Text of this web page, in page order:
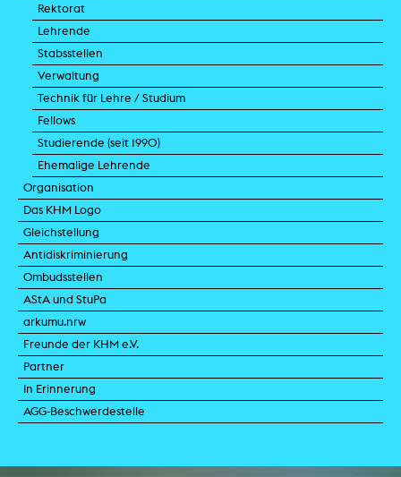
Rektorat
Lehrende
Stabsstellen
Verwaltung
Technik für Lehre / Studium
Fellows
Studierende (seit 1990)
Ehemalige Lehrende
Organisation
Das KHM Logo
Gleichstellung
Antidiskriminierung
Ombudsstellen
AStA und StuPa
arkumu.nrw
Freunde der KHM e.V.
Partner
In Erinnerung
AGG-Beschwerdestelle